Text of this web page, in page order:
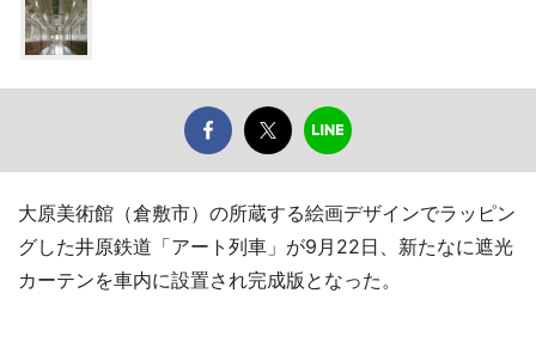
大原美術館（倉敷市）の所蔵する絵画デザインでラッピン
グした井原鉄道「アート列車」が9月22日、新たなに遮光
カーテンを車内に設置され完成版となった。